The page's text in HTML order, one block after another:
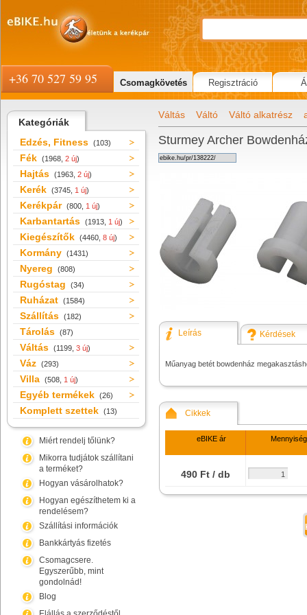
Kategóriák
Edzés, Fitness (103)
Fék (1968, 2 új)
Hajtás (1963, 2 új)
Kerék (3745, 1 új)
Kerékpár (800, 1 új)
Karbantartás (1913, 1 új)
Kiegészítők (4460, 8 új)
Kormány (1431)
Nyereg (808)
Rugóstag (34)
Ruházat (1584)
Szállítás (182)
Tárolás (87)
Váltás (1199, 3 új)
Váz (293)
Villa (508, 1 új)
Egyéb termékek (26)
Komplett szettek (13)
Miért rendelj tőlünk?
Mikorra tudjátok szállítani
a terméket?
Hogyan vásárolhatok?
Hogyan egészíthetem ki a
rendelésem?
Szállítási információk
Bankkártyás fizetés
Csomagcsere.
Egyszerűbb, mint
gondolnád!
Blog
Váltás Váltó Váltó alkatrész
Sturmey Archer
Leírás Kérdések
Műanyag betét bowdenház
Cikkek
eBIKE ár Mennyiség
490 Ft / db
+36 70 527 59 95 Csomagkövetés Regisztráció